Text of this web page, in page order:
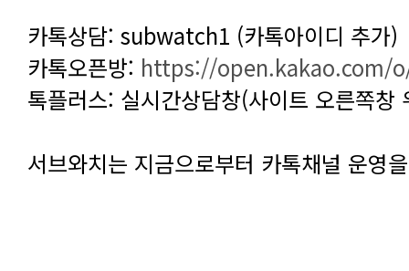
카톡상담: subwatch1 (카톡아이디 추가)
카톡오픈방: https://open.kakao.com/
톡플러스: 실시간상담창(사이트 오른쪽창
서브와치는 지금으로부터 카톡채널 운영